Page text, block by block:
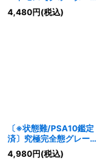
ンチュリーシークレッ
ト】{EDC1-JP001}《モ
4,480円(税込)
〔※状態難/PSA10鑑定
済〕究極完全態グレート
モス【クォーターセンチ
ュリーシークレット】
4,980円(税込)